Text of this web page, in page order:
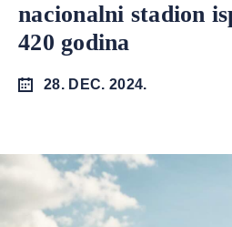
nacionalni stadion
420 godina
28. DEC. 2024.